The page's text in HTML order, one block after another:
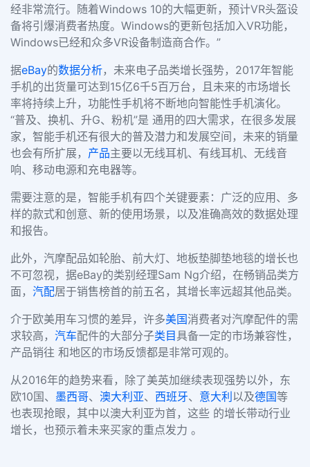
经非常流行。随着Windows 10的大幅更新，预计VR头盔设
备将引爆消费者热度。 Windows的更新包括加入VR功能，
Windows已经和众多VR设备制造商合作。”
据eBay的数据分析，未来电子品类增长强势， 2017年智能
手机的出货量可达到15亿6千5百万台，且未来的市场增长
率将持续上升，功能性手机将不断地向智能性手机演化。
“普及、换机、升G、粉机”是 通用的四大需求，在很多发展
家，智能手机还有很大的普及潜力和发展空间，未来的销量
也会有所扩展， 产品主要以无线耳机、有线耳机、无线音
响、移动电源和充电器等。
需要注意的是，智能手机有四个关键要素：广泛的应用、多
样的款式和创意、新的使用场景，以及准确高效的数据处理
和报告。
此外，汽摩配品如轮胎、前大灯、地板垫脚垫地毯的增长也
不可忽视，据eBay的类别经理Sam Ng介绍，在畅销品类方
面， 汽配居于销售榜首的前五名，其增长率远超其他品类。
介于欧美用车习惯的差异，许多美国消费者对汽摩配件的需
求较高， 汽车配件的大部分子类目具备一定的市场兼容性，
产品销往 和地区的市场反馈都是非常可观的。
从2016年的趋势来看，除了美英加继续表现强势以外，东
欧10国、 墨西哥、 澳大利亚、 西班牙、 意大利以及德国等
也表现抢眼，其中以澳大利亚为首，这些 的增长带动行业
增长，也预示着未来买家的重点发力 。